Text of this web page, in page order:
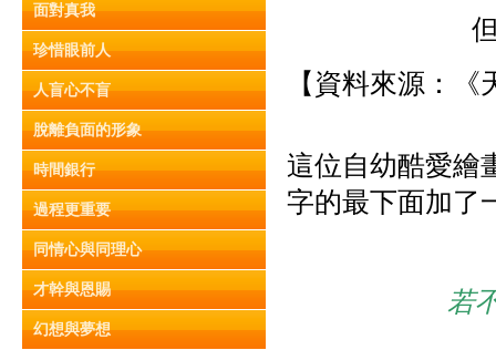
面對真我
珍惜眼前人
人盲心不盲
脫離負面的形象
時間銀行
過程更重要
同情心與同理心
才幹與恩賜
幻想與夢想
【資料來源：
這位自幼酷愛繪
字的最下面加了
若